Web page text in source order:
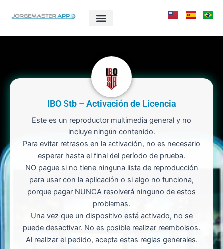
IBO Stb – Activación de Licencia
Este es un reproductor multimedia general y no
incluye ningún contenido.
Para evitar retrasos en la activación, no es necesario
esperar hasta el final del período de prueba.
NO pague si no tiene ninguna lista de reproducción
para usar con la aplicación o si algo no funciona,
porque pagar NUNCA resolverá ninguno de estos
problemas.
Una vez que un dispositivo está activado, no se
puede desactivar. No es posible realizar reembolsos.
Al realizar el pedido, acepta estas reglas generales.